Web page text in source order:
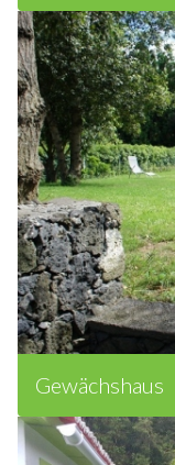
Holzhaus
Gewächshaus